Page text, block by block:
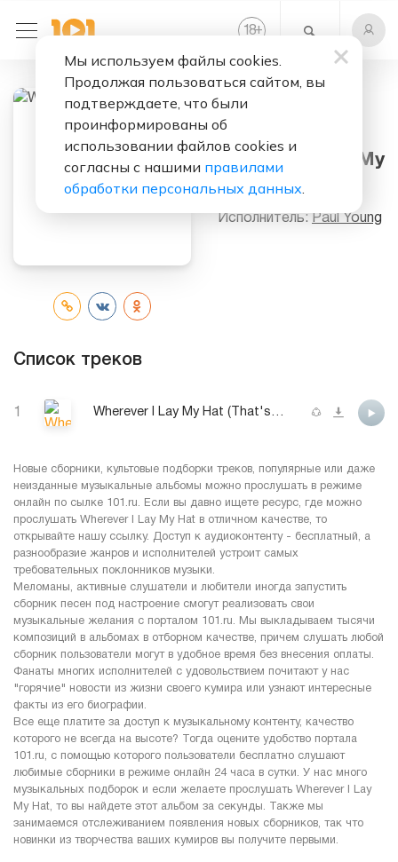
18+
Слушать бесплатно
Wherever I Lay My
Исполнитель: Paul Young
Список треков
1 Wherever I Lay My Hat (That's My Home)
Новые сборники, культовые подборки треков, популярные или даже
неизданные музыкальные альбомы можно прослушать в режиме
онлайн по сылке 101.ru. Если вы давно ищете ресурс, где можно
прослушать Wherever I Lay My Hat в отличном качестве, то
открывайте нашу ссылку. Доступ к аудиоконтенту - бесплатный, а
разнообразие жанров и исполнителей устроит самых
требовательных поклонников музыки.
Меломаны, активные слушатели и любители иногда запустить
сборник песен под настроение смогут реализовать свои
музыкальные желания с порталом 101.ru. Мы выкладываем тысячи
композиций в альбомах в отборном качестве, причем слушать любой
сборник пользователи могут в удобное время без внесения оплаты.
Фанаты многих исполнителей с удовольствием почитают у нас
"горячие" новости из жизни своего кумира или узнают интересные
факты из его биографии.
Все еще платите за доступ к музыкальному контенту, качество
которого не всегда на высоте? Тогда оцените удобство портала
101.ru, с помощью которого пользователи бесплатно слушают
любимые сборники в режиме онлайн 24 часа в сутки. У нас много
музыкальных подборок и если желаете прослушать Wherever I Lay
My Hat, то вы найдете этот альбом за секунды. Также мы
занимаемся отслеживанием появления новых сборников, так что
новинки из творчества ваших кумиров вы получите первыми.
Мы используем файлы cookies.
Продолжая пользоваться сайтом, вы
подтверждаете, что были
проинформированы об
использовании файлов cookies и
согласны с нашими правилами
обработки персональных данных.